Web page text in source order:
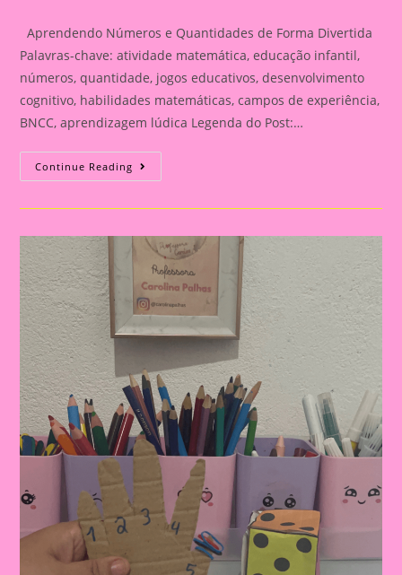
Aprendendo Números e Quantidades de Forma Divertida
Palavras-chave: atividade matemática, educação infantil,
números, quantidade, jogos educativos, desenvolvimento
cognitivo, habilidades matemáticas, campos de experiência,
BNCC, aprendizagem lúdica Legenda do Post:…
Continue Reading Aprendendo
Números
Quantidades
Divertida|Transformando
Aprendizagem
Dos
Números
Em
Uma
Experiência
Divertida
Interativa!
🧮
✨